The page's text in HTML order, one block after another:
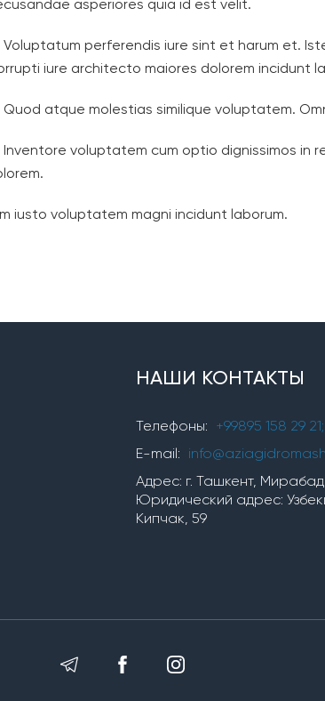
asperiores quia id est velit.
Voluptatum perferendis iure sint et harum et.
iure architecto maiores dolorem incidunt
Quod atque molestias similique voluptatem.
Inventore voluptatem cum optio dignissimos in
iusto voluptatem magni incidunt laborum.
НАШИ КОНТАКТЫ
Телефоны: +99895 158 29 21;
E-mail:
Адрес: г. Ташкент,
Юридический адрес:
Кипчак, 59